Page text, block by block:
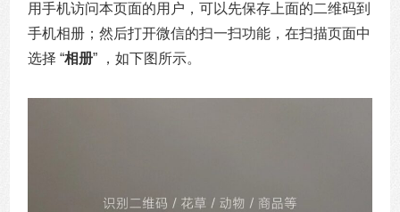
用手机访问本页面的用户，可以先保存上面的二维码到
手机相册；然后打开微信的扫一扫功能，在扫描页面中
选择 “相册” ，如下图所示。